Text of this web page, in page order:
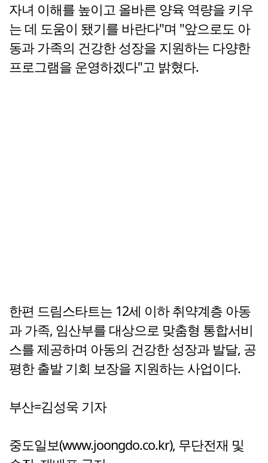
자녀 이해를 높이고 올바른 양육 역량을 키우
는 데 도움이 됐기를 바란다"며 "앞으로도 아
동과 가족의 건강한 성장을 지원하는 다양한
프로그램을 운영하겠다"고 밝혔다.
한편 드림스타트는 12세 이하 취약계층 아동
과 가족, 임산부를 대상으로 맞춤형 통합서비
스를 제공하며 아동의 건강한 성장과 발달, 공
평한 출발 기회 보장을 지원하는 사업이다.
부산=김성욱 기자
중도일보(www.joongdo.co.kr), 무단전재 및